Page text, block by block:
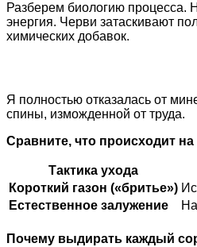
Разберем биологию процесса.
энергия. Черви затаскивают
химических добавок.
Я полностью отказалась от
спины, изможденной от труда.
Сравните, что происходит
Тактика ухода
Короткий газон («бритье»)
Естественное залужение
Почему выдирать каждый